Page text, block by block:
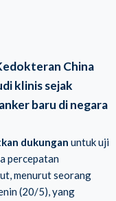
China
klinis sejak
baru di negara
dukungan untuk uji
percepatan
menurut seorang
(20/5), yang